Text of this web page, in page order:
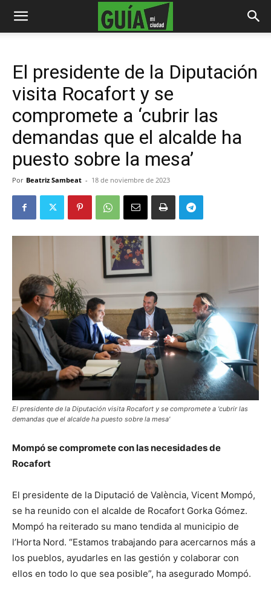
El presidente de la Diputación
visita Rocafort y se
compromete a ‘cubrir las
demandas que el alcalde ha
puesto sobre la mesa’
Por Beatriz Sambeat - 18 de noviembre de 2023
El presidente de la Diputación visita Rocafort y se compromete a 'cubrir las
demandas que el alcalde ha puesto sobre la mesa'
Mompó se compromete con las necesidades de
Rocafort
El presidente de la Diputació de València, Vicent Mompó,
se ha reunido con el alcalde de Rocafort Gorka Gómez.
Mompó ha reiterado su mano tendida al municipio de
l’Horta Nord. “Estamos trabajando para acercarnos más a
los pueblos, ayudarles en las gestión y colaborar con
ellos en todo lo que sea posible”, ha asegurado Mompó.